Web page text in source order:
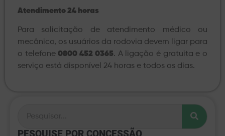
Atendimento 24 horas
Para solicitação de atendimento médico ou
mecânico, os usuários da rodovia devem ligar para
o telefone0800 452 0365. A ligação é gratuita e o
serviço está disponível 24 horas e todos os dias.